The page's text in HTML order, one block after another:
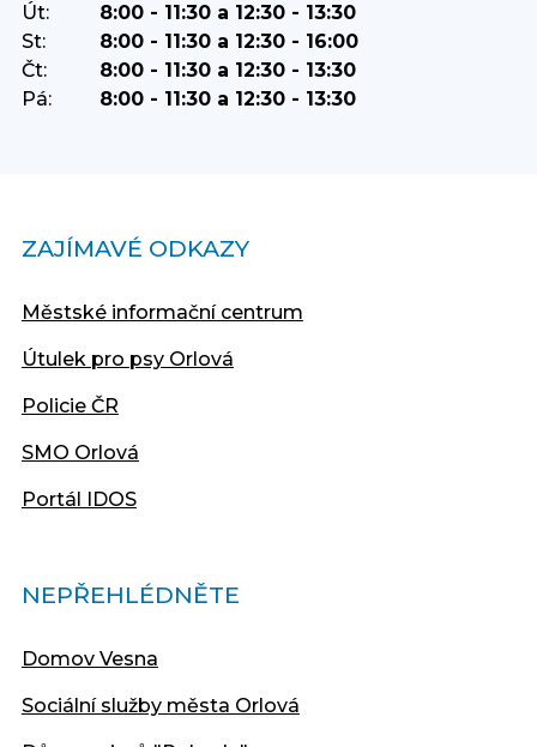
Út:
8:00 - 11:30 a 12:30 - 13:30
St:
8:00 - 11:30 a 12:30 - 16:00
Čt:
8:00 - 11:30 a 12:30 - 13:30
Pá:
8:00 - 11:30 a 12:30 - 13:30
ZAJÍMAVÉ ODKAZY
Městské informační centrum
Útulek pro psy Orlová
Policie ČR
SMO Orlová
Portál IDOS
NEPŘEHLÉDNĚTE
Domov Vesna
Sociální služby města Orlová